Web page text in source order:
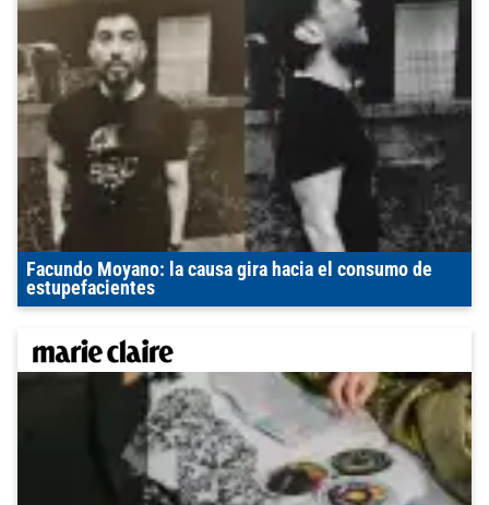
Facundo Moyano: la causa gira hacia el consumo de
estupefacientes